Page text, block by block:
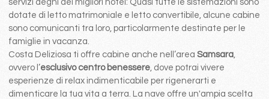
servizi degni dei migliori hotel: Quasi tutte le sistemazioni sono
dotate di letto matrimoniale e letto convertibile, alcune cabine
sono comunicanti tra loro, particolarmente destinate per le
famiglie in vacanza.
Costa Deliziosa ti offre cabine anche nell’area Samsara,
ovvero l’esclusivo centro benessere, dove potrai vivere
esperienze di relax indimenticabile per rigenerarti e
dimenticare la tua vita a terra. La nave offre un'ampia scelta